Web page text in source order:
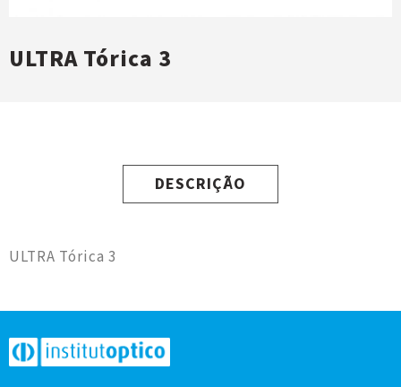
ULTRA Tórica 3
DESCRIÇÃO
ULTRA Tórica 3